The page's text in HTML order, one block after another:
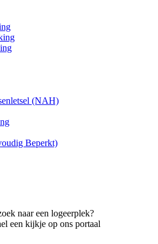
(NAH)
Beperkt)
naar een logeerplek?
een kijkje op ons portaal